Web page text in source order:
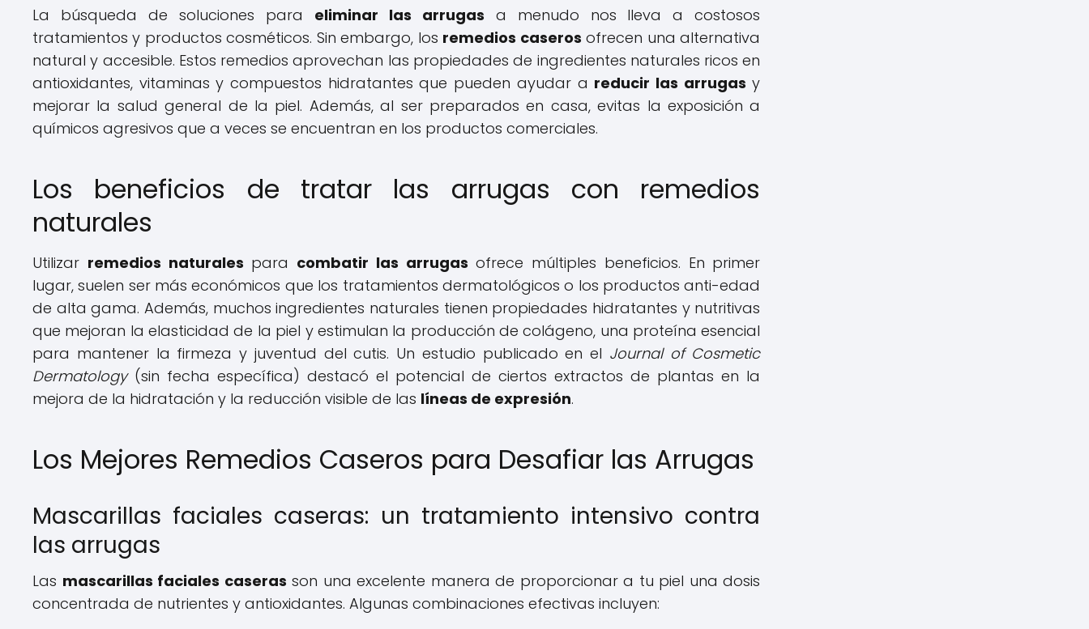
La búsqueda de soluciones para eliminar las arrugas a menudo nos lleva a costosos
tratamientos y productos cosméticos. Sin embargo, los remedios caseros ofrecen una alternativa
natural y accesible. Estos remedios aprovechan las propiedades de ingredientes naturales ricos en
antioxidantes, vitaminas y compuestos hidratantes que pueden ayudar a reducir las arrugas y
mejorar la salud general de la piel. Además, al ser preparados en casa, evitas la exposición a
químicos agresivos que a veces se encuentran en los productos comerciales.
Los beneficios de tratar las arrugas con remedios
naturales
Utilizar remedios naturales para combatir las arrugas ofrece múltiples beneficios. En primer
lugar, suelen ser más económicos que los tratamientos dermatológicos o los productos anti-edad
de alta gama. Además, muchos ingredientes naturales tienen propiedades hidratantes y nutritivas
que mejoran la elasticidad de la piel y estimulan la producción de colágeno, una proteína esencial
para mantener la firmeza y juventud del cutis. Un estudio publicado en el Journal of Cosmetic
Dermatology(sin fecha específica) destacó el potencial de ciertos extractos de plantas en la
mejora de la hidratación y la reducción visible de las líneas de expresión.
Los Mejores Remedios Caseros para Desafiar las Arrugas
Mascarillas faciales caseras: un tratamiento intensivo contra
las arrugas
Las mascarillas faciales caseras son una excelente manera de proporcionar a tu piel una dosis
concentrada de nutrientes y antioxidantes. Algunas combinaciones efectivas incluyen: